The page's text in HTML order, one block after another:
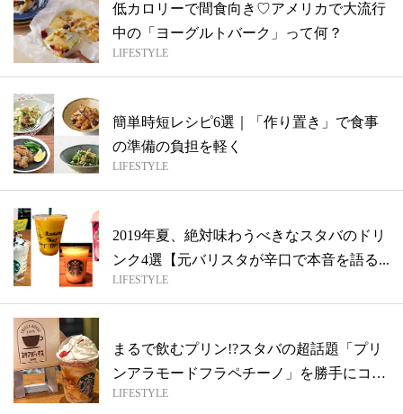
低カロリーで間食向き♡アメリカで大流行
中の「ヨーグルトバーク」って何？
LIFESTYLE
簡単時短レシピ6選｜「作り置き」で食事
の準備の負担を軽く
LIFESTYLE
2019年夏、絶対味わうべきなスタバのドリ
ンク4選【元バリスタが辛口で本音を語る...
LIFESTYLE
まるで飲むプリン!?スタバの超話題「プリ
ンアラモードフラペチーノ」を勝手にコン
ビ...
LIFESTYLE